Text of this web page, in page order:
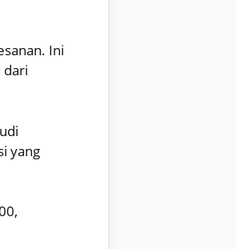
Ini
dari
yang